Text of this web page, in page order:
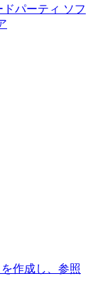
パーティ ソフ
作成し、参照